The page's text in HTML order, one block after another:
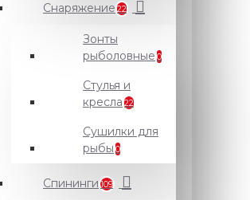
Снаряжение 22
Зонты
рыболовные 0
Стулья и
кресла 22
Сушилки для
рыбы 0
Спининги 109